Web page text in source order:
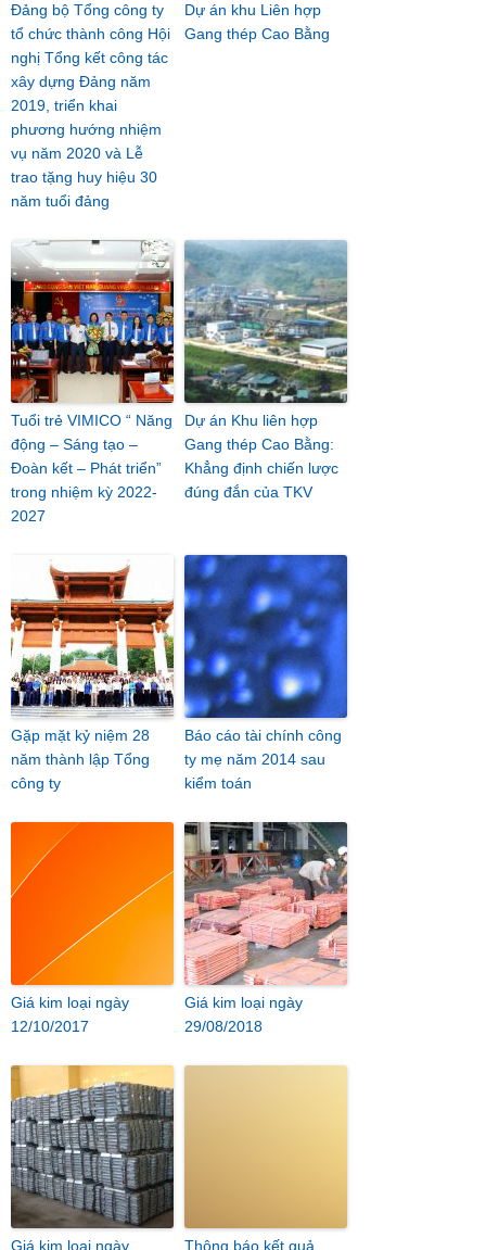
Đảng bộ Tổng công ty
tổ chức thành công Hội
nghị Tổng kết công tác
xây dựng Đảng năm
2019, triển khai
phương hướng nhiệm
vụ năm 2020 và Lễ
trao tặng huy hiệu 30
năm tuổi đảng
Dự án khu Liên hợp
Gang thép Cao Bằng
Tuổi trẻ VIMICO “ Năng
động – Sáng tạo –
Đoàn kết – Phát triển”
trong nhiệm kỳ 2022-
2027
Dự án Khu liên hợp
Gang thép Cao Bằng:
Khẳng định chiến lược
đúng đắn của TKV
Gặp mặt kỷ niệm 28
năm thành lập Tổng
công ty
Báo cáo tài chính công
ty mẹ năm 2014 sau
kiểm toán
Giá kim loại ngày
12/10/2017
Giá kim loại ngày
29/08/2018
Giá kim loại ngày Thông báo kết quả